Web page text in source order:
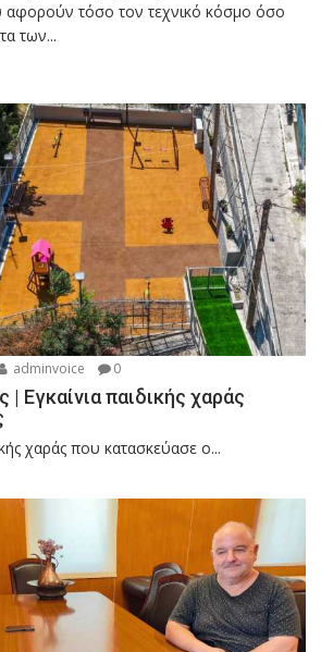
αφορούν τόσο τον τεχνικό κόσμο όσο
των...
adminvoice 0
Εγκαίνια παιδικής χαράς
χαράς που κατασκεύασε ο...